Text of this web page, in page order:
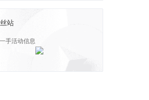
站
手活动信息